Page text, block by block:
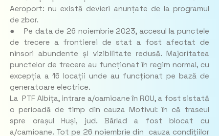
Aeroport: nu există devieri anunțate de la programul
de zbor.
● Pe data de 26 noiembrie 2023, accesul la punctele
de trecere a frontierei de stat a fost afectat de
ninsori abundente și vizibilitate redusă. Majoritatea
punctelor de trecere au funcționat în regim normal, cu
excepția a 16 locații unde au funcționat pe bază de
generatoare electrice.
La PTF Albița, intrare a/camioane în ROU, a fost sistată
o perioadă de timp din cauza Motivul: în că traseul
spre orașul Huși, jud. Bârlad a fost blocat cu
a/camioane. Tot pe 26 noiembrie din cauza condițiilor